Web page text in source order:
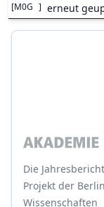
[M0G ] erneut
Die
Projekt der
Wissenschaften